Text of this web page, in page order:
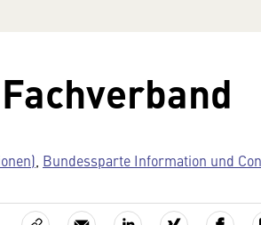
Bundessparte Information und